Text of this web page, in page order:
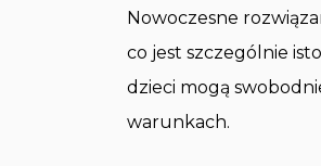
Nowoczesne
co jest szczególnie
dzieci mogą
warunkach.